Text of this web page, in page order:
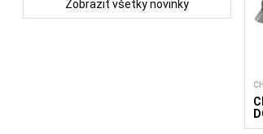
Zobraziť všetky novinky